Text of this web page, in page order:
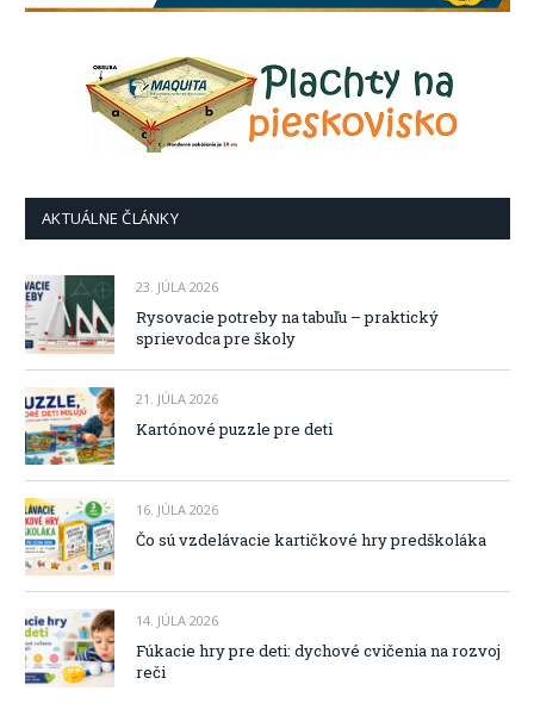
AKTUÁLNE ČLÁNKY
23. JÚLA 2026
Rysovacie potreby na tabuľu – praktický
sprievodca pre školy
21. JÚLA 2026
Kartónové puzzle pre deti
16. JÚLA 2026
Čo sú vzdelávacie kartičkové hry predškoláka
14. JÚLA 2026
Fúkacie hry pre deti: dychové cvičenia na rozvoj
reči